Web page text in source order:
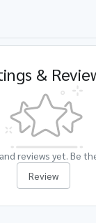
&
reviews yet. Be
Review